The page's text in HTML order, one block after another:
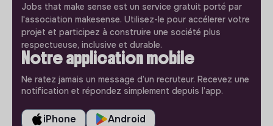
Jobs that make sense est un service gratuit porté par
l'association makesense. Utilisez-le pour accélerer votre
projet et participez à construire une société plus
respectueuse, inclusive et durable.
Notre application mobile
Ne ratez jamais un message d’un recruteur. Recevez une
notification et répondez simplement depuis l’app.
iPhone Android